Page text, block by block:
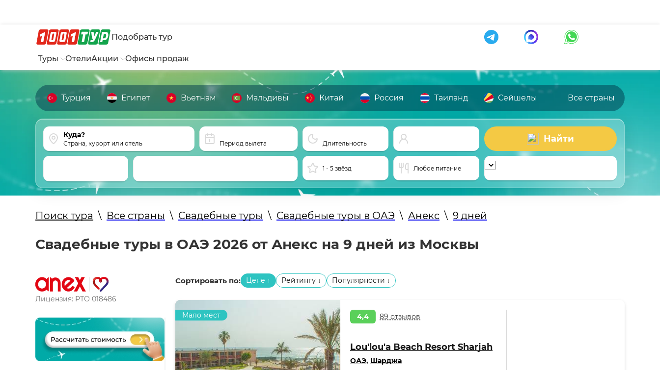
Подобрать тур
Туры ОтелиАкции Офисы продаж
Турция Египет Вьетнам Мальдивы Китай Россия Таиланд Сейшелы Все страны
Страна, курорт или отель Период вылета Длительность Найти
1 - 5 звёзд Любое питание
Поиск тура \ Все страны \ Свадебные туры \ Свадебные туры в ОАЭ \ Анекс \ 9 дней
Свадебные туры в ОАЭ 2026 от Анекс на 9 дней из Москвы
Лицензия: РТО 018486
Сортировать по: Цене ↑ Рейтингу ↓ Популярности ↓
Мало мест 4,4 89 отзывов
Lou'lou'a Beach Resort Sharjah
ОАЭ, Шарджа